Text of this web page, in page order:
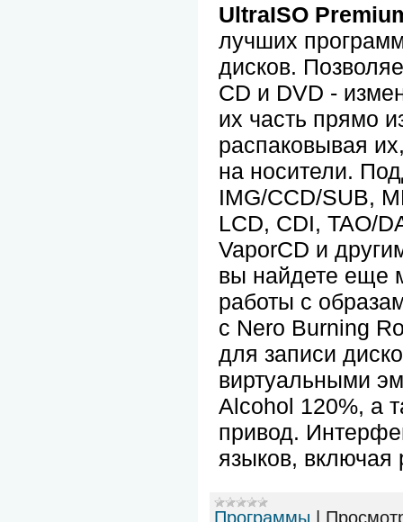
UltraISO
лучших
дисков.
CD и DVD -
их часть прямо
распаковывая
на носители.
IMG/CCD/SUB,
LCD, CDI, TAO/
VaporCD и
вы найдете еще
работы с
с Nero Burning
для записи
виртуальными
Alcohol 120%, а
привод.
языков, включая
Программы